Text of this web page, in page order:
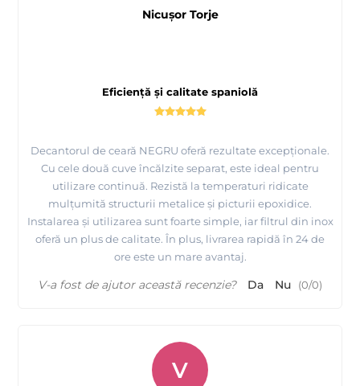
Eficiență și calitate spaniolă
Decantorul de ceară NEGRU oferă rezultate excepționale.
Cu cele două cuve încălzite separat, este ideal pentru
utilizare continuă. Rezistă la temperaturi ridicate
mulțumită structurii metalice și picturii epoxidice.
Instalarea și utilizarea sunt foarte simple, iar filtrul din inox
oferă un plus de calitate. În plus, livrarea rapidă în 24 de
ore este un mare avantaj.
Nicușor Torje
V-a fost de ajutor această recenzie? Da Nu (0/0)
V